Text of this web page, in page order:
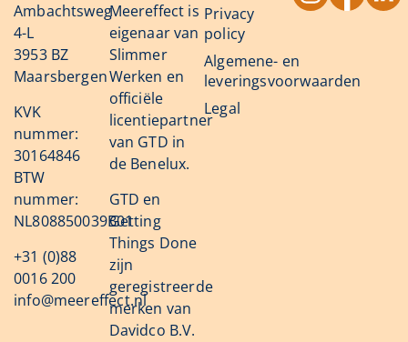
Ambachtsweg
4-L
3953 BZ
Maarsbergen
KVK
nummer:
30164846
BTW
nummer:
NL808850039B01
+31 (0)88
0016 200
info@meereffect.nl
Meereffect is
eigenaar van
Slimmer
Werken en
officiële
licentiepartner
van GTD in
de Benelux.
GTD en
Getting
Things Done
zijn
geregistreerde
merken van
Davidco B.V.
Privacy
policy
Algemene- en
leveringsvoorwaarden
Legal